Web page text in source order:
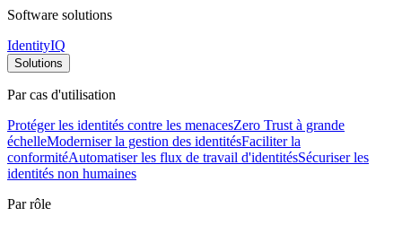
Software solutions
IdentityIQ
Solutions
Par cas d'utilisation
Protéger les identités contre les menacesZero Trust à grande
échelleModerniser la gestion des identitésFaciliter la
conformitéAutomatiser les flux de travail d'identitésSécuriser les
identités non humaines
Par rôle